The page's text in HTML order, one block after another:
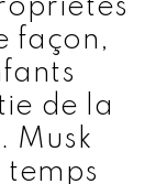
façon,
de la
Musk